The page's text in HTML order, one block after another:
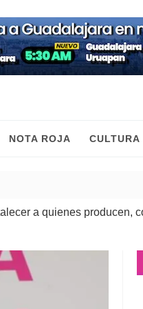
NOTA ROJA CULTURA
producen, comercian